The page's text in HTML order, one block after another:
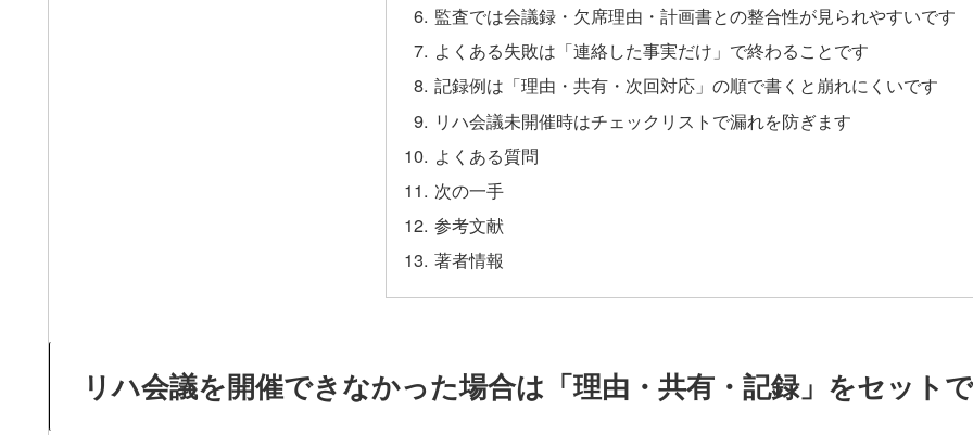
監査では会議録・欠席理由・計画書との整合性が見られやすいです
よくある失敗は「連絡した事実だけ」で終わることです
記録例は「理由・共有・次回対応」の順で書くと崩れにくいです
リハ会議未開催時はチェックリストで漏れを防ぎます
よくある質問
次の一手
参考文献
著者情報
リハ会議を開催できなかった場合は「理由・共有・記録」をセット